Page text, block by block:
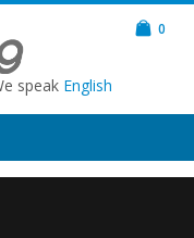
speak English
0